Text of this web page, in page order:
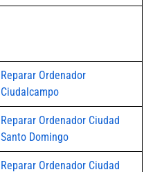
Reparar Ordenador
Ciudalcampo
Reparar Ordenador Ciudad
Santo Domingo
Reparar Ordenador Ciudad